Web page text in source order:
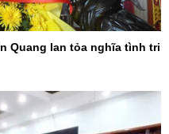
Quang lan tỏa nghĩa tình tri